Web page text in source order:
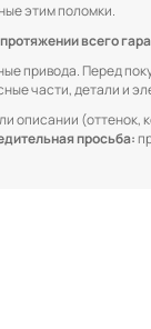
этим поломки.
всего
привода. Перед
части, детали и
описании (оттенок,
просьба: